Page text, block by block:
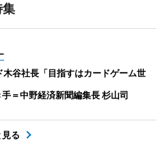
集
木谷社長「目指すはカードゲーム世
中野経済新聞編集長 杉山司
見る